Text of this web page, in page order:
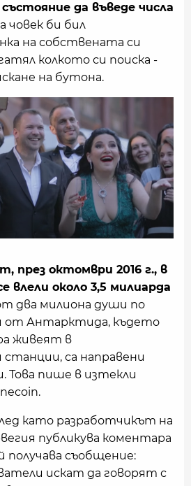
да въведе числа
човек би бил
на собствената си
колкото си поиска -
на бутона.
през октомври 2016 г., в
влели около 3,5 милиарда
два милиона души по
от Антарктида, където
живеят в
станции, са направени
Това пише в изтекли
като разработчикът на
публикува коментара
съобщение:
искат да говорят с